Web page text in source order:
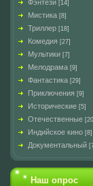
Фэнтези [14]
Мистика [8]
Триллер [18]
Комедия [27]
Мультики [7]
Мелодрама [9]
Фантастика [29]
Приключения [9]
Исторические [5]
Отечественные
Индийское кино [8]
Документальный
Наш опрос